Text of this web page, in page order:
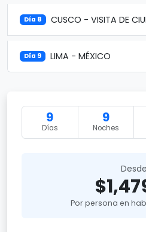
Día 8 CUSCO - VISITA DE
Día 9 LIMA - MÉXICO
9
Días
9
Noches
Desde
Por persona en